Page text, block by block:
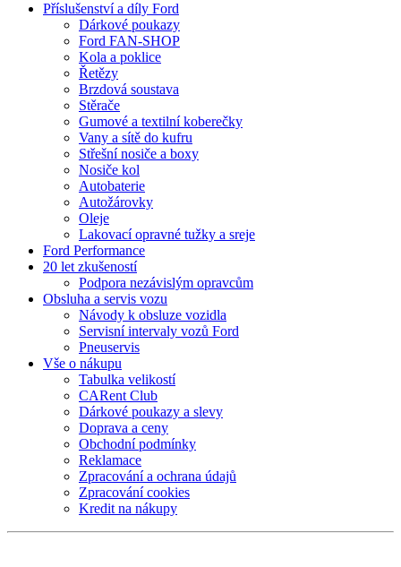
Příslušenství a díly Ford
Dárkové poukazy
Ford FAN-SHOP
Kola a poklice
Řetězy
Brzdová soustava
Stěrače
Gumové a textilní koberečky
Vany a sítě do kufru
Střešní nosiče a boxy
Nosiče kol
Autobaterie
Autožárovky
Oleje
Lakovací opravné tužky a sreje
Ford Performance
20 let zkušeností
Podpora nezávislým opravcům
Obsluha a servis vozu
Návody k obsluze vozidla
Servisní intervaly vozů Ford
Pneuservis
Vše o nákupu
Tabulka velikostí
CARent Club
Dárkové poukazy a slevy
Doprava a ceny
Obchodní podmínky
Reklamace
Zpracování a ochrana údajů
Zpracování cookies
Kredit na nákupy